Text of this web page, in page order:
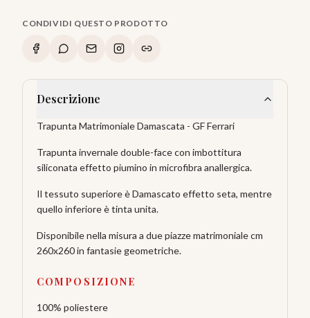
CONDIVIDI QUESTO PRODOTTO
Descrizione
Trapunta Matrimoniale Damascata - GF Ferrari
Trapunta invernale double-face con imbottitura
siliconata effetto piumino in microfibra anallergica.
Il tessuto superiore è Damascato effetto seta, mentre
quello inferiore è tinta unita.
Disponibile nella misura a due piazze matrimoniale cm
260x260 in fantasie geometriche.
COMPOSIZIONE
100% poliestere